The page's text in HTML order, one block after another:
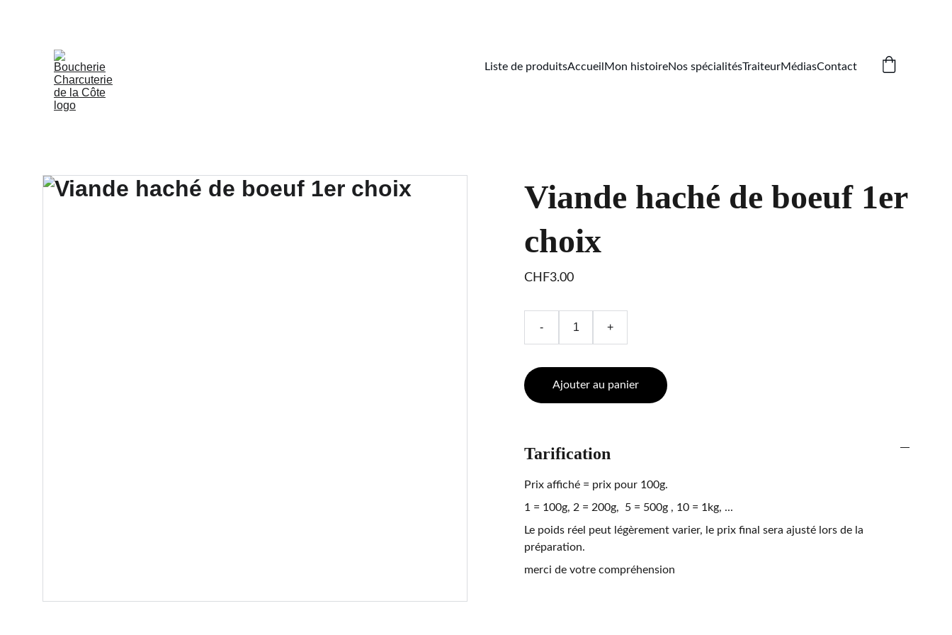
Liste de produitsAccueilMon histoireNos spécialitésTraiteurMédiasContact
Viande haché de boeuf 1er
choix
CHF3.00
- +
Ajouter au panier
Tarification
Prix affiché = prix pour 100g.
1 = 100g, 2 = 200g, 5 = 500g , 10 = 1kg, ...
Le poids réel peut légèrement varier, le prix final sera ajusté lors de la
préparation.
merci de votre compréhension